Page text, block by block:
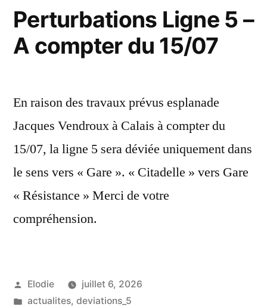
Perturbations Ligne 5 –
A compter du 15/07
En raison des travaux prévus esplanade
Jacques Vendroux à Calais à compter du
15/07, la ligne 5 sera déviée uniquement dans
le sens vers « Gare ». « Citadelle » vers Gare
« Résistance » Merci de votre
compréhension.
Publié
par
Elodie
juillet 6, 2026
Publié
actualites, deviations_5